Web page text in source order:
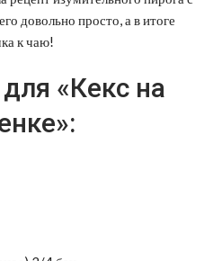
довольно просто, а в итоге
к чаю!
«Кекс на